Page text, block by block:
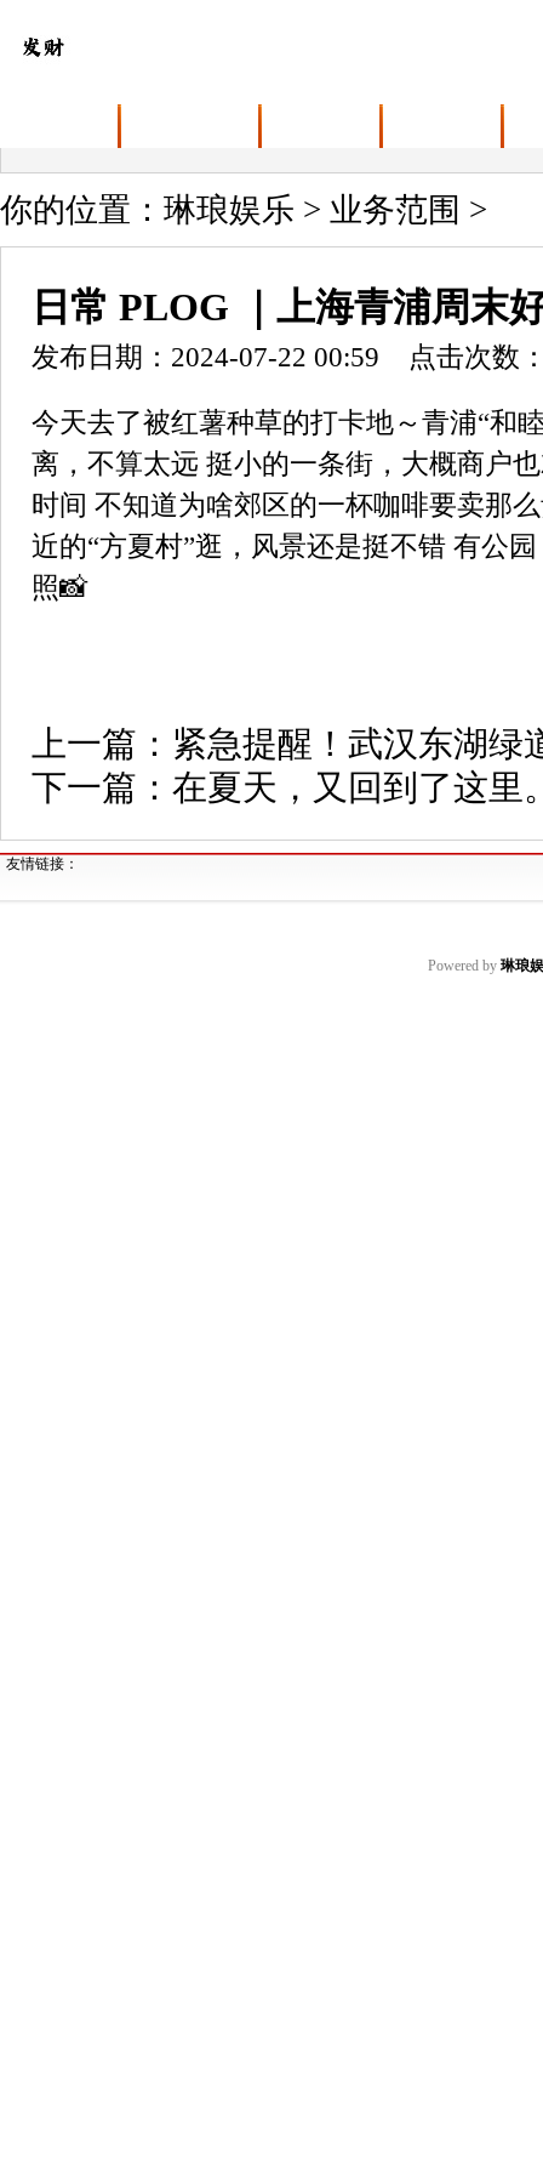
你的位置： 琳琅娱乐 > 业务范围 >
日常 PLOG ｜上海青浦周末
发布日期：2024-07-22 00:59 点击次数
今天去了被红薯种草的打卡地～青浦“和
离，不算太远 挺小的一条街，大概商户
时间 不知道为啥郊区的一杯咖啡要卖那
近的“方夏村”逛，风景还是挺不错 有公
照📸
上一篇： 紧急提醒！武汉东湖绿
下一篇： 在夏天，又回到了这里
友情链接：
Powered by 琳琅